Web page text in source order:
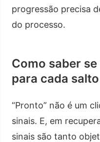
progressão precisa
do processo.
Como saber
para cada
“Pronto” não é um
sinais. E, em
sinais são tanto